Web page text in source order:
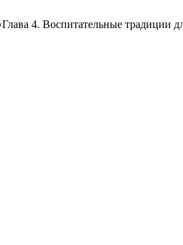
4. Воспитательные традиции